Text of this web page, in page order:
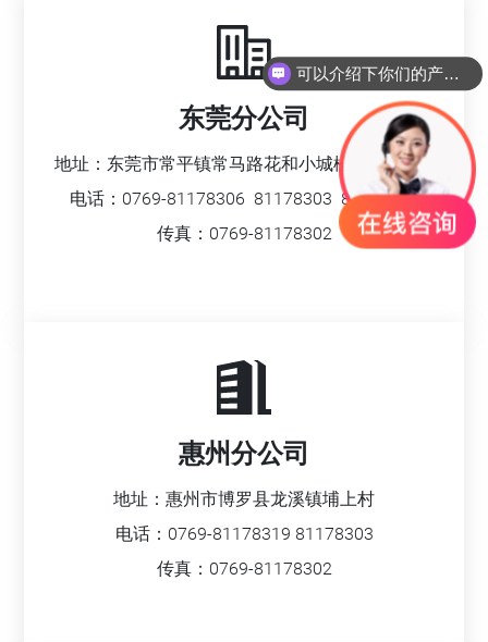
东莞分公司
地址：东莞市常平镇常马路花和小城松柏苑B座2B
电话： 0769-81178306 81178303 81178309
传真：0769-81178302
惠州分公司
地址：惠州市博罗县龙溪镇埔上村
电话： 0769-81178319 81178303
传真：0769-81178302
可以介绍下你们的产品么？